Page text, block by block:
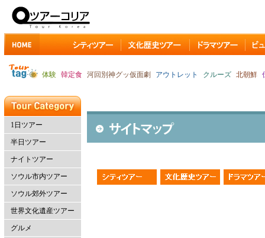
体験 韓定食 河回別神グッ仮面劇 アウトレット クルーズ 北朝鮮
1日ツアー
半日ツアー
ナイトツアー
ソウル市内ツアー
ソウル郊外ツアー
世界文化遺産ツアー
グルメ